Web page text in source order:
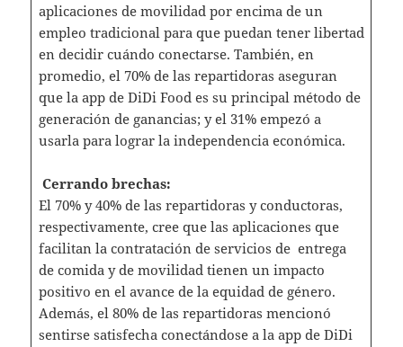
aplicaciones de movilidad por encima de un
empleo tradicional para que puedan tener libertad
en decidir cuándo conectarse. También, en
promedio, el 70% de las repartidoras aseguran
que la app de DiDi Food es su principal método de
generación de ganancias; y el 31% empezó a
usarla para lograr la independencia económica.
Cerrando brechas:
El 70% y 40% de las repartidoras y conductoras,
respectivamente, cree que las aplicaciones que
facilitan la contratación de servicios de entrega
de comida y de movilidad tienen un impacto
positivo en el avance de la equidad de género.
Además, el 80% de las repartidoras mencionó
sentirse satisfecha conectándose a la app de DiDi